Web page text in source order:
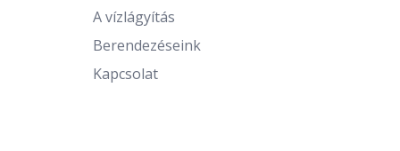
A vízlágyítás
Berendezéseink
Kapcsolat